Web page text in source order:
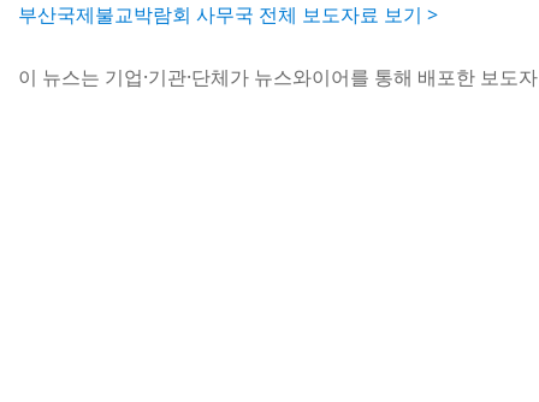
부산국제불교박람회 사무국 전체 보도자료 보기 >
이 뉴스는 기업·기관·단체가 뉴스와이어를 통해 배포한 보도